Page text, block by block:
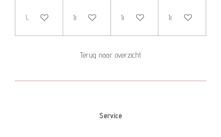
Uitverkocht In winkelwagen In winkelwagen In winkelwagen
Terug naar overzicht
Service